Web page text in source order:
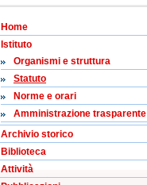
Home
Istituto
Organismi e struttura
Statuto
Norme e orari
Amministrazione trasparente
Archivio storico
Biblioteca
Attività